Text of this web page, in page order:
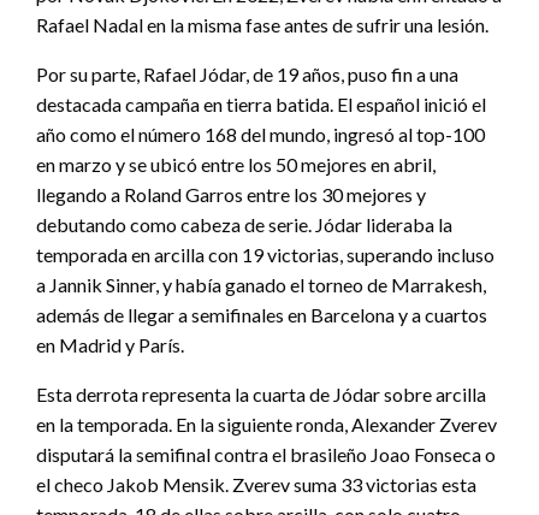
Rafael Nadal en la misma fase antes de sufrir una lesión.
Por su parte, Rafael Jódar, de 19 años, puso fin a una
destacada campaña en tierra batida. El español inició el
año como el número 168 del mundo, ingresó al top-100
en marzo y se ubicó entre los 50 mejores en abril,
llegando a Roland Garros entre los 30 mejores y
debutando como cabeza de serie. Jódar lideraba la
temporada en arcilla con 19 victorias, superando incluso
a Jannik Sinner, y había ganado el torneo de Marrakesh,
además de llegar a semifinales en Barcelona y a cuartos
en Madrid y París.
Esta derrota representa la cuarta de Jódar sobre arcilla
en la temporada. En la siguiente ronda, Alexander Zverev
disputará la semifinal contra el brasileño Joao Fonseca o
el checo Jakob Mensik. Zverev suma 33 victorias esta